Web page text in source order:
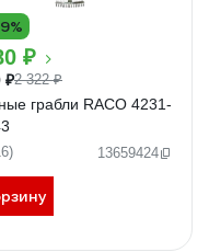
₽
₽2 322 ₽
грабли RACO 4231-
13659424